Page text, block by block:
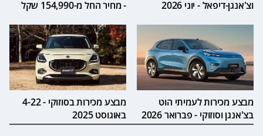
וצ'אנגן-דיפאל - יוני 2026
- מחיר החל מ-154,990 שקל
מבצע מכירות לעמיתי הוט
בצ'אנגן וסוזוקי - פברואר 2026
מבצע מכירות בסוזוקי - 4-22
באוגוסט 2025